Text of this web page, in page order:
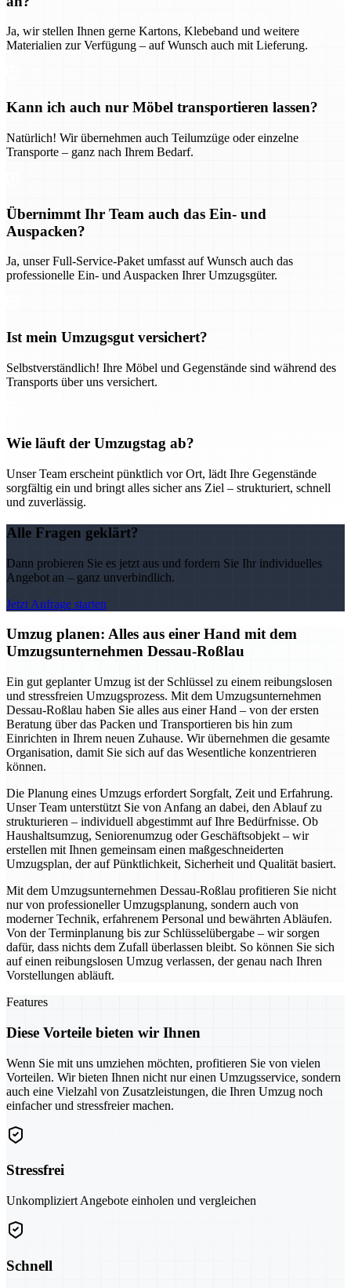
Ja, wir stellen Ihnen gerne Kartons, Klebeband und weitere
Materialien zur Verfügung – auf Wunsch auch mit Lieferung.
Kann ich auch nur Möbel transportieren lassen?
Natürlich! Wir übernehmen auch Teilumzüge oder einzelne
Transporte – ganz nach Ihrem Bedarf.
Übernimmt Ihr Team auch das Ein- und
Auspacken?
Ja, unser Full-Service-Paket umfasst auf Wunsch auch das
professionelle Ein- und Auspacken Ihrer Umzugsgüter.
Ist mein Umzugsgut versichert?
Selbstverständlich! Ihre Möbel und Gegenstände sind während des
Transports über uns versichert.
Wie läuft der Umzugstag ab?
Unser Team erscheint pünktlich vor Ort, lädt Ihre Gegenstände
sorgfältig ein und bringt alles sicher ans Ziel – strukturiert, schnell
und zuverlässig.
Alle Fragen geklärt?
Dann probieren Sie es jetzt aus und fordern Sie Ihr individuelles
Angebot an – ganz unverbindlich.
Jetzt Anfrage starten
Umzug planen: Alles aus einer Hand mit dem
Umzugsunternehmen Dessau-Roßlau
Ein gut geplanter Umzug ist der Schlüssel zu einem reibungslosen
und stressfreien Umzugsprozess. Mit dem Umzugsunternehmen
Dessau-Roßlau haben Sie alles aus einer Hand – von der ersten
Beratung über das Packen und Transportieren bis hin zum
Einrichten in Ihrem neuen Zuhause. Wir übernehmen die gesamte
Organisation, damit Sie sich auf das Wesentliche konzentrieren
können.
Die Planung eines Umzugs erfordert Sorgfalt, Zeit und Erfahrung.
Unser Team unterstützt Sie von Anfang an dabei, den Ablauf zu
strukturieren – individuell abgestimmt auf Ihre Bedürfnisse. Ob
Haushaltsumzug, Seniorenumzug oder Geschäftsobjekt – wir
erstellen mit Ihnen gemeinsam einen maßgeschneiderten
Umzugsplan, der auf Pünktlichkeit, Sicherheit und Qualität basiert.
Mit dem Umzugsunternehmen Dessau-Roßlau profitieren Sie nicht
nur von professioneller Umzugsplanung, sondern auch von
moderner Technik, erfahrenem Personal und bewährten Abläufen.
Von der Terminplanung bis zur Schlüsselübergabe – wir sorgen
dafür, dass nichts dem Zufall überlassen bleibt. So können Sie sich
auf einen reibungslosen Umzug verlassen, der genau nach Ihren
Vorstellungen abläuft.
Features
Diese Vorteile bieten wir Ihnen
Wenn Sie mit uns umziehen möchten, profitieren Sie von vielen
Vorteilen. Wir bieten Ihnen nicht nur einen Umzugsservice, sondern
auch eine Vielzahl von Zusatzleistungen, die Ihren Umzug noch
einfacher und stressfreier machen.
Stressfrei
Unkompliziert Angebote einholen und vergleichen
Schnell